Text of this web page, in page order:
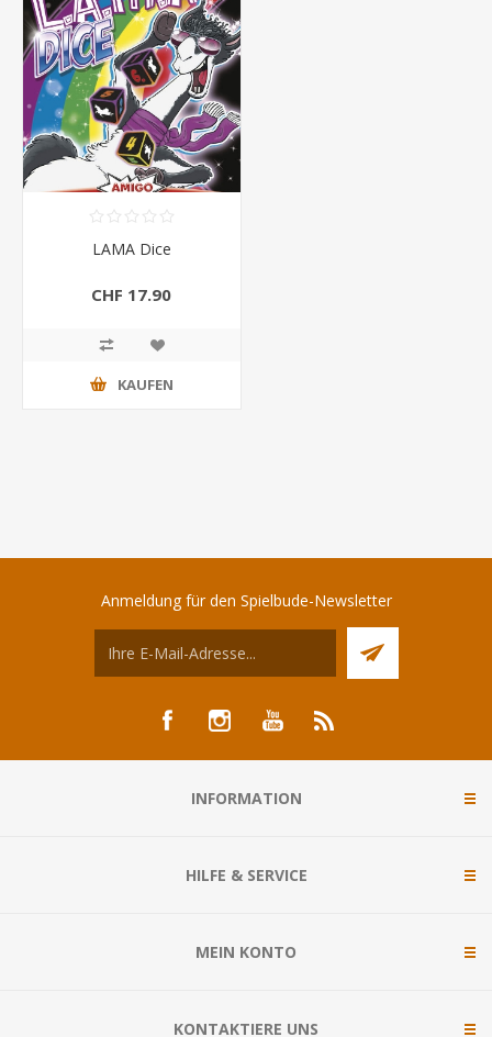
LAMA Dice
CHF 17.90
KAUFEN
Anmeldung für den Spielbude-Newsletter
INFORMATION
HILFE & SERVICE
MEIN KONTO
KONTAKTIERE UNS